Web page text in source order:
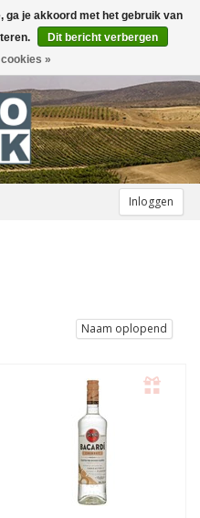
Inloggen
Naam oplopend
ga je akkoord met het gebruik van
Dit bericht verbergen
»